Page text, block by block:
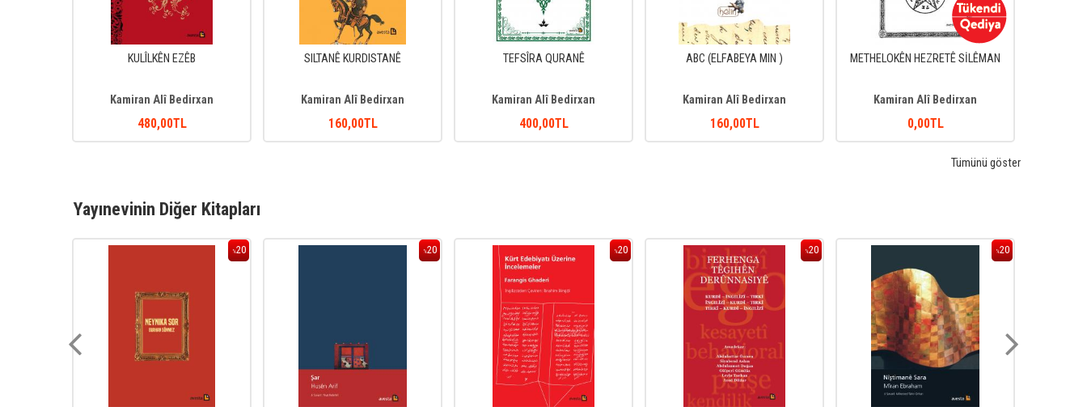
KULÎLKÊN EZÊB
Kamiran Alî Bedirxan
480,00TL
SILTANÊ KURDISTANÊ
Kamiran Alî Bedirxan
160,00TL
TEFSÎRA QURANÊ
Kamiran Alî Bedirxan
400,00TL
ABC (ELFABEYA MIN )
Kamiran Alî Bedirxan
160,00TL
METHELOKÊN HEZRETÊ SİLÊMAN
Kamiran Alî Bedirxan
0,00TL
Tümünü göster
Yayınevinin Diğer Kitapları
%20 %20 %20 %20 %20